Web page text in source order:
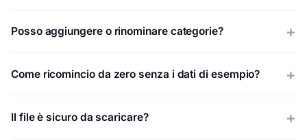
Posso aggiungere o rinominare categorie?
Come ricomincio da zero senza i dati di esempio?
Il file è sicuro da scaricare?